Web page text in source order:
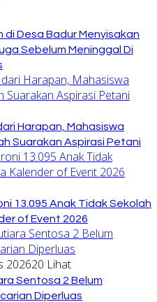
di Desa Badur Menyisakan
Sebelum Meninggal Di
Harapan, Mahasiswa
Suarakan Aspirasi Petani
13.095 Anak Tidak Sekolah
of Event 2026
202620 Lihat
Sentosa 2 Belum
Diperluas